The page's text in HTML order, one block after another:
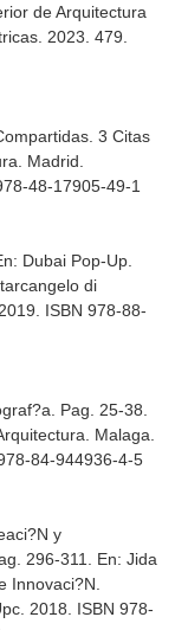
de Arquitectura
2023. 479.
3 Citas
. Madrid.
48-17905-49-1
Dubai Pop-Up.
di
ISBN 978-88-
Pag. 25-38.
. Malaga.
84-944936-4-5
y
296-311. En: Jida
Innovaci?N
2018. ISBN 978-